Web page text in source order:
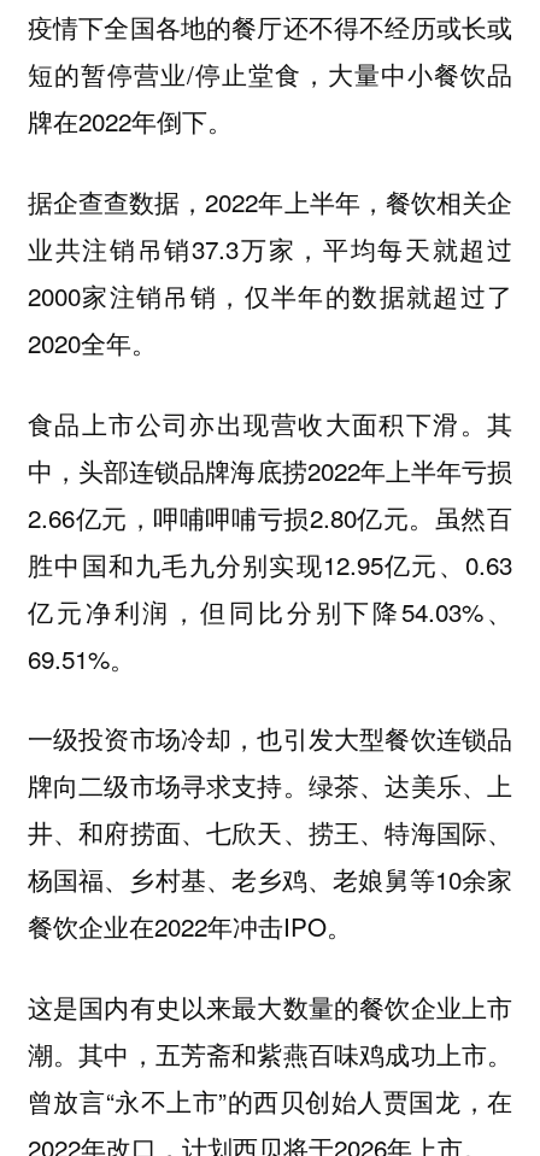
疫情下全国各地的餐厅还不得不经历或长或
短的暂停营业/停止堂食，大量中小餐饮品
牌在2022年倒下。
据企查查数据，2022年上半年，餐饮相关企
业共注销吊销37.3万家，平均每天就超过
2000家注销吊销，仅半年的数据就超过了
2020全年。
食品上市公司亦出现营收大面积下滑。其
中，头部连锁品牌海底捞2022年上半年亏损
2.66亿元，呷哺呷哺亏损2.80亿元。虽然百
胜中国和九毛九分别实现12.95亿元、0.63
亿元净利润，但同比分别下降54.03%、
69.51%。
一级投资市场冷却，也引发大型餐饮连锁品
牌向二级市场寻求支持。绿茶、达美乐、上
井、和府捞面、七欣天、捞王、特海国际、
杨国福、乡村基、老乡鸡、老娘舅等10余家
餐饮企业在2022年冲击IPO。
这是国内有史以来最大数量的餐饮企业上市
潮。其中，五芳斋和紫燕百味鸡成功上市。
曾放言“永不上市”的西贝创始人贾国龙，在
2022年改口，计划西贝将于2026年上市。